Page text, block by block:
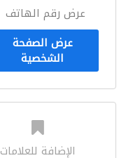
عرض رقم الهاتف
عرض الصفحة
الشخصية
الإضافة للعلامات